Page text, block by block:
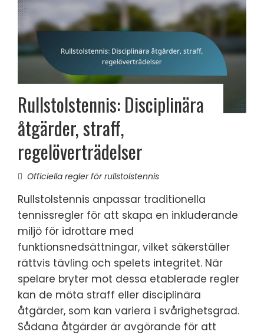
Rullstolstennis: Disciplinära
åtgärder, straff,
regelöverträdelser
Officiella regler för rullstolstennis
Rullstolstennis anpassar traditionella
tennissregler för att skapa en inkluderande
miljö för idrottare med
funktionsnedsättningar, vilket säkerställer
rättvis tävling och spelets integritet. När
spelare bryter mot dessa etablerade regler
kan de möta straff eller disciplinära
åtgärder, som kan variera i svårighetsgrad.
Sådana åtgärder är avgörande för att